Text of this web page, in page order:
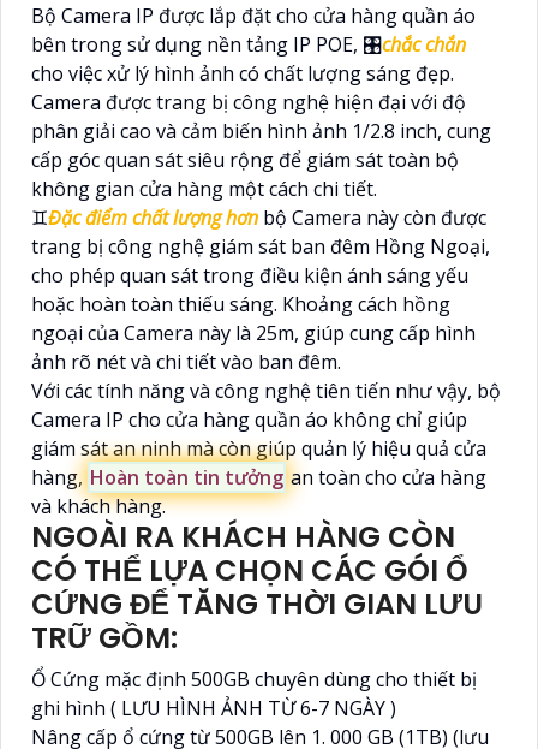
Bộ Camera IP được lắp đặt cho cửa hàng quần áo
bên trong sử dụng nền tảng IP POE, 🎛chắc chắn
cho việc xử lý hình ảnh có chất lượng sáng đẹp.
Camera được trang bị công nghệ hiện đại với độ
phân giải cao và cảm biến hình ảnh 1/2.8 inch, cung
cấp góc quan sát siêu rộng để giám sát toàn bộ
không gian cửa hàng một cách chi tiết.
♊Đặc điểm chất lượng hơn bộ Camera này còn được
trang bị công nghệ giám sát ban đêm Hồng Ngoại,
cho phép quan sát trong điều kiện ánh sáng yếu
hoặc hoàn toàn thiếu sáng. Khoảng cách hồng
ngoại của Camera này là 25m, giúp cung cấp hình
ảnh rõ nét và chi tiết vào ban đêm.
Với các tính năng và công nghệ tiên tiến như vậy, bộ
Camera IP cho cửa hàng quần áo không chỉ giúp
giám sát an ninh mà còn giúp quản lý hiệu quả cửa
hàng, Hoàn toàn tin tưởng an toàn cho cửa hàng
và khách hàng.
NGOÀI RA KHÁCH HÀNG CÒN
CÓ THỂ LỰA CHỌN CÁC GÓI Ổ
CỨNG ĐỂ TĂNG THỜI GIAN LƯU
TRỮ GỒM:
Ổ Cứng mặc định 500GB chuyên dùng cho thiết bị
ghi hình ( LƯU HÌNH ẢNH TỪ 6-7 NGÀY )
Nâng cấp ổ cứng từ 500GB lên 1. 000 GB (1TB) (lưu